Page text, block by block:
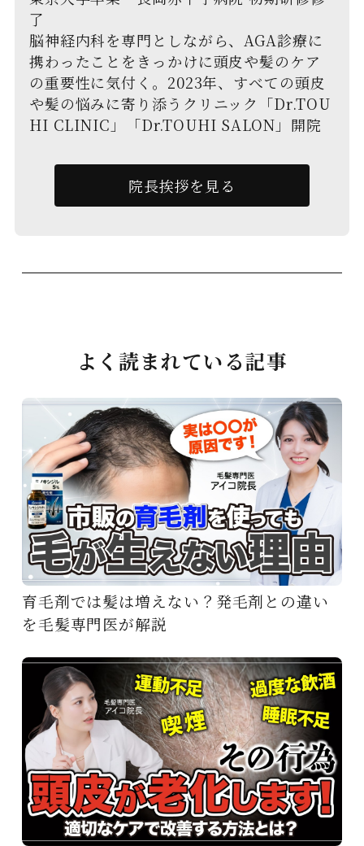
了
脳神経内科を専門としながら、AGA診療に
携わったことをきっかけに頭皮や髪のケア
の重要性に気付く。2023年、すべての頭皮
や髪の悩みに寄り添うクリニック「Dr.TOU
HI CLINIC」「Dr.TOUHI SALON」開院
院長挨拶を見る
よく読まれている記事
育毛剤では髪は増えない？発毛剤との違い
を毛髪専門医が解説